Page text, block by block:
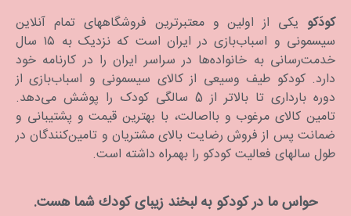
کودَکو یکی از اولین و معتبرترین فروشگاههای تمام آنلاین
سیسمونی و اسباب‌بازی در ایران است که نزدیک به ۱۵ سال
خدمت‌رسانی به خانواده‌ها در سراسر ایران را در کارنامه خود
دارد. كودكو طیف وسیعی از کالای سیسمونی و اسباب‌بازی از
دوره بارداری تا بالاتر از 5 سالگی کودک را پوشش می‌دهد.
تامین کالای مرغوب و بااصالت، با بهترین قیمت و پشتیبانی و
ضمانت پس از فروش رضایت بالای مشتریان و تامین‌کنندگان در
طول سالهای فعالیت کودکو را بهمراه داشته است.
حواس ما در كودكو به لبخند زیبای كودك شما هست.